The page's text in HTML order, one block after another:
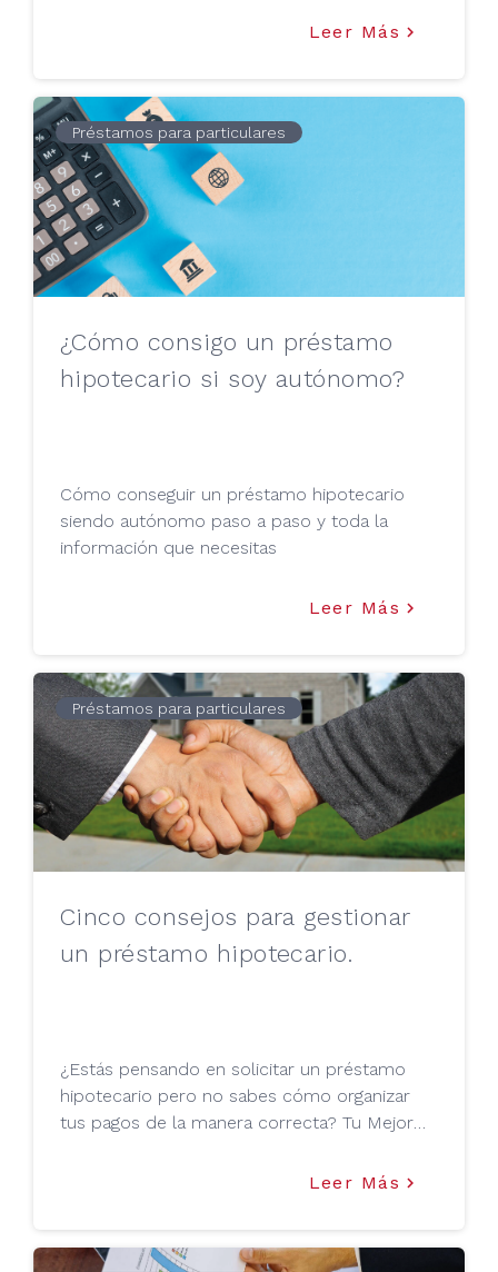
Leer Más keyboard_arrow_right
Préstamos para particulares
¿Cómo consigo un préstamo
hipotecario si soy autónomo?
Cómo conseguir un préstamo hipotecario
siendo autónomo paso a paso y toda la
información que necesitas
Leer Más keyboard_arrow_right
Préstamos para particulares
Cinco consejos para gestionar
un préstamo hipotecario.
¿Estás pensando en solicitar un préstamo
hipotecario pero no sabes cómo organizar
tus pagos de la manera correcta? Tu Mejor
administrar mejor tu deuda. ¡Toma nota!
Leer Más keyboard_arrow_right